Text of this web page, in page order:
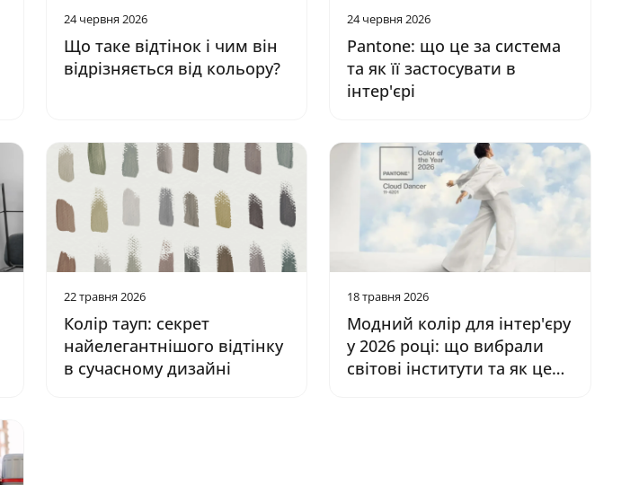
24 червня 2026
Що таке відтінок і чим він
відрізняється від кольору?
24 червня 2026
Pantone: що це за система
та як її застосувати в
інтер'єрі
22 травня 2026
Колір тауп: секрет
найелегантнішого відтінку
в сучасному дизайні
18 травня 2026
Модний колір для інтер'єру
у 2026 році: що вибрали
світові інститути та як це